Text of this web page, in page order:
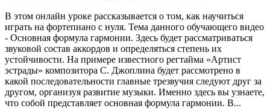
В этом онлайн уроке рассказывается о том, как научиться
играть на фортепиано с нуля. Тема данного обучающего видео
- Основная формула гармонии. Здесь будет рассматриваться
звуковой состав аккордов и определяться степень их
устойчивости. На примере известного регтайма «Артист
эстрады» композитора С. Джоплина будет рассмотрено в
какой последовательности главные трезвучия следуют друг за
другом, организуя развитие музыки. Именно здесь вы узнаете,
что собой представляет основная формула гармонии. В...